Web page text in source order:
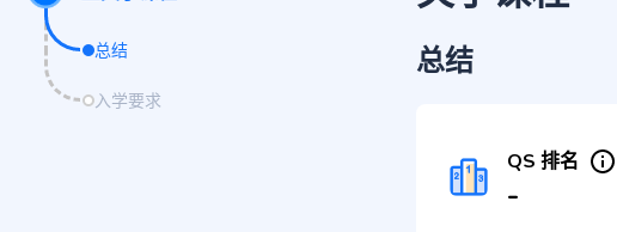
总结
入学要求
总结
QS 排名
-